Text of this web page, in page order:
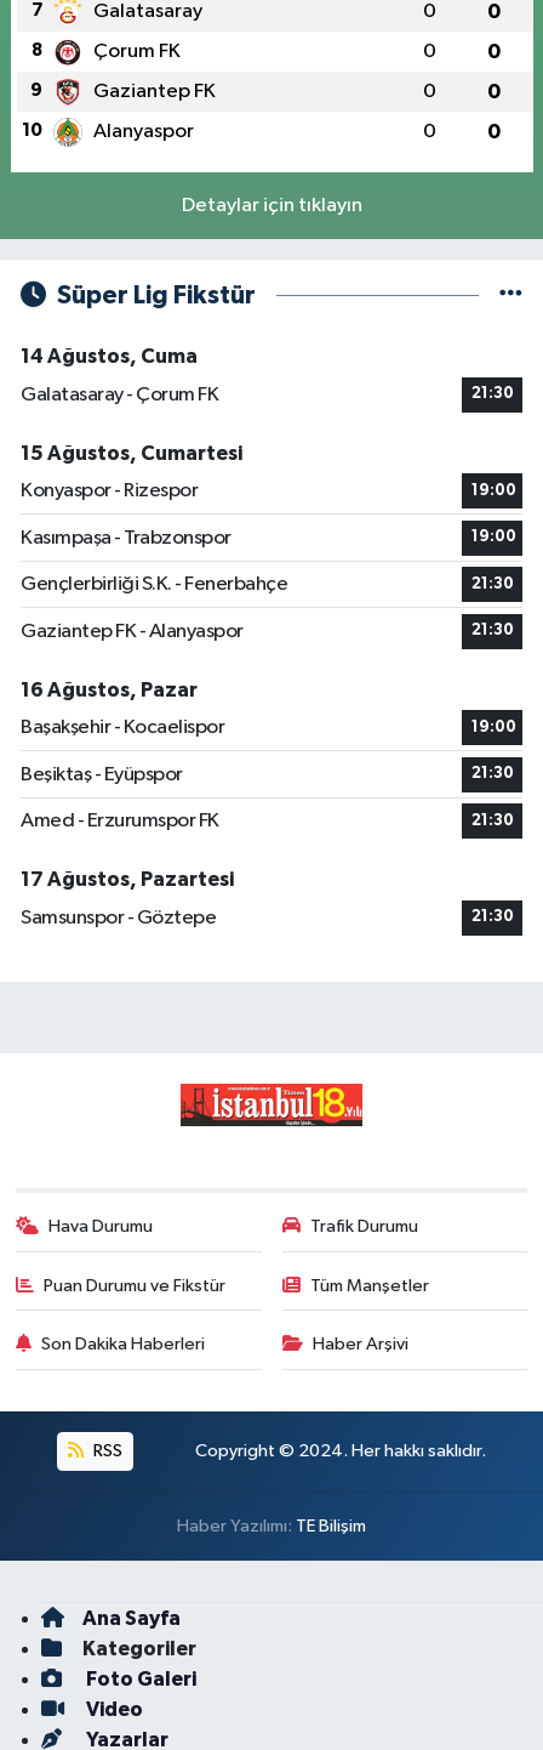
7 Galatasaray 0 0
8 Çorum FK 0 0
9 Gaziantep FK 0 0
10 Alanyaspor 0 0
Detaylar için tıklayın
Süper Lig Fikstür
14 Ağustos, Cuma
Galatasaray - Çorum FK
21:30
15 Ağustos, Cumartesi
Konyaspor - Rizespor
19:00
Kasımpaşa - Trabzonspor 19:00
Gençlerbirliği S.K. - Fenerbahçe 21:30
Gaziantep FK - Alanyaspor 21:30
16 Ağustos, Pazar
Başakşehir - Kocaelispor
19:00
Beşiktaş - Eyüpspor 21:30
Amed - Erzurumspor FK 21:30
17 Ağustos, Pazartesi
Samsunspor - Göztepe
21:30
Hava Durumu Trafik Durumu
Puan Durumu ve Fikstür Tüm Manşetler
Son Dakika Haberleri Haber Arşivi
RSS Copyright © 2024. Her hakkı saklıdır.
Haber Yazılımı: TE Bilişim
Ana Sayfa
Kategoriler
Foto Galeri
Video
Yazarlar